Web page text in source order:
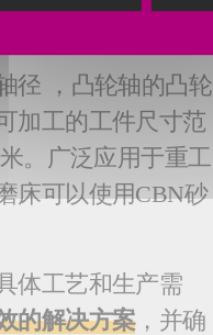
径 ，凸轮轴的凸轮
加工的工件尺寸范
。广泛应用于重工
床可以使用CBN砂
体工艺和生产需
的解决方案，并确